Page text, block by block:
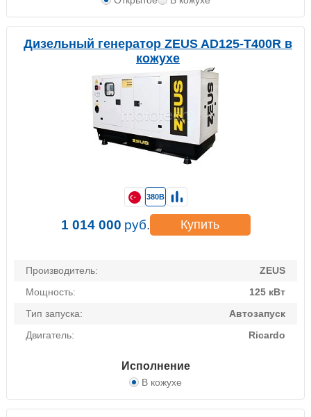
Дизельный генератор ZEUS AD125-T400R в
кожухе
Производитель:
ZEUS
Мощность:
125 кВт
Тип запуска:
Автозапуск
Двигатель:
Ricardo
Исполнение
В кожухе
380В
1 014 000 руб. Купить